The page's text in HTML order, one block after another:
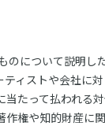
のについて説明し
ティストや会社に
当たって払われる
作権や知的財産に